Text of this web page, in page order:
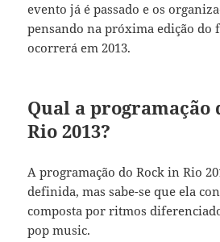
evento já é passado e os
pensando na próxima edição do
ocorrerá em 2013.
Qual a programação
Rio 2013?
A programação do Rock in Rio
definida, mas sabe-se que ela
composta por ritmos
pop music.